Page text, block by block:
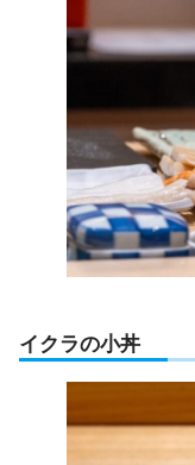
イクラの小丼